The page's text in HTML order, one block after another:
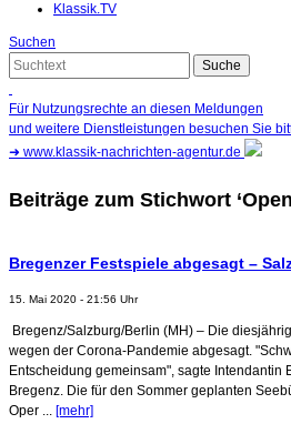
Klassik.TV
Suchen
Für Nutzungsrechte an diesen Meldungen
und weitere Dienstleistungen besuchen Sie
➜ www.klassik-nachrichten-agentur.de
Beiträge zum Stichwort
Bregenzer Festspiele abgesagt –
15. Mai 2020 - 21:56 Uhr
Bregenz/Salzburg/Berlin (MH) – Die
wegen der Corona-Pandemie abgesagt.
Entscheidung gemeinsam", sagte Intendantin
Bregenz. Die für den Sommer geplanten
Oper ... [mehr]